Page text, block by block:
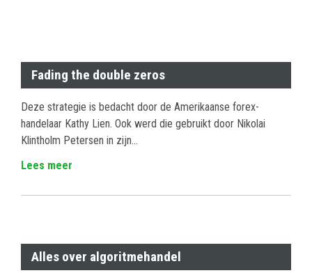
Fading the double zeros
Deze strategie is bedacht door de Amerikaanse forex-
handelaar Kathy Lien. Ook werd die gebruikt door Nikolai
Klintholm Petersen in zijn…
Lees meer
Alles over algoritmehandel